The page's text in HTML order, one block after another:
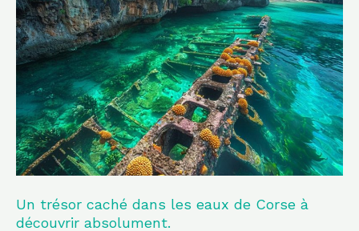
Un trésor caché dans les eaux de Corse à
découvrir absolument.
caché
dans
les
eaux
de
Corse
à
découvrir
absolument.